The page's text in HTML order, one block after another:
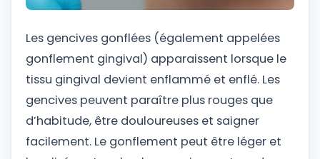
Les gencives gonflées (également appelées
gonflement gingival) apparaissent lorsque le
tissu gingival devient enflammé et enflé. Les
gencives peuvent paraître plus rouges que
d’habitude, être douloureuses et saigner
facilement. Le gonflement peut être léger et